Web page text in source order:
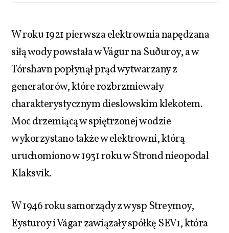
W roku 1921 pierwsza elektrownia napędzana
siłą wody powstała w Vágur na Suðuroy, a w
Tórshavn popłynął prąd wytwarzany z
generatorów, które rozbrzmiewały
charakterystycznym dieslowskim klekotem.
Moc drzemiącą w spiętrzonej wodzie
wykorzystano także w elektrowni, którą
uruchomiono w 1931 roku w Strond nieopodal
Klaksvík.
W 1946 roku samorządy z wysp Streymoy,
Eysturoy i Vágar zawiązały spółkę SEV1, która